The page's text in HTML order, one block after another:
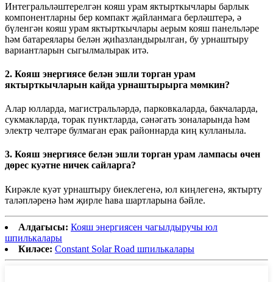
Интегральләштерелгән кояш урам яктырткычлары барлык
компонентларны бер компакт җайланмага берләштерә, ә
бүленгән кояш урам яктырткычлары аерым кояш панельләре
һәм батареялары белән җиһазландырылган, бу урнаштыру
вариантларын сыгылмалырак итә.
2. Кояш энергиясе белән эшли торган урам
яктырткычларын кайда урнаштырырга мөмкин?
Алар юлларда, магистральләрдә, парковкаларда, бакчаларда,
сукмакларда, торак пунктларда, сәнәгать зоналарында һәм
электр челтәре булмаган ерак районнарда киң кулланыла.
3. Кояш энергиясе белән эшли торган урам лампасы өчен
дөрес куәтне ничек сайларга?
Кирәкле куәт урнаштыру биеклегенә, юл киңлегенә, яктырту
таләпләренә һәм җирле һава шартларына бәйле.
Алдагысы: Кояш энергиясен чагылдыручы юл
шпилькалары
Киләсе: Constant Solar Road шпилькалары